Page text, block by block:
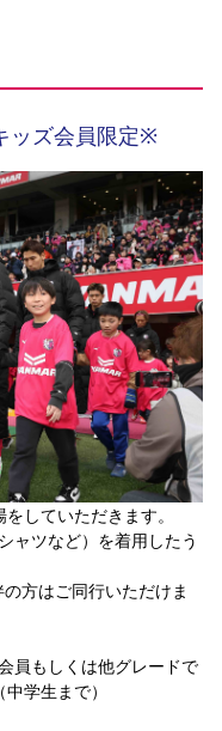
ッズ会員限定※
していただきます。
ャツなど）を着用したう
方はご同行いただけま
員もしくは他グレードで
学生まで）